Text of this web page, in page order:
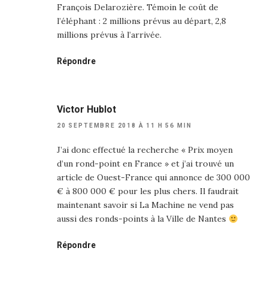
François Delarozière. Témoin le coût de
l’éléphant : 2 millions prévus au départ, 2,8
millions prévus à l’arrivée.
Répondre
Victor Hublot
20 SEPTEMBRE 2018 À 11 H 56 MIN
J’ai donc effectué la recherche « Prix moyen
d’un rond-point en France » et j’ai trouvé un
article de Ouest-France qui annonce de 300 000
€ à 800 000 € pour les plus chers. Il faudrait
maintenant savoir si La Machine ne vend pas
aussi des ronds-points à la Ville de Nantes
Répondre